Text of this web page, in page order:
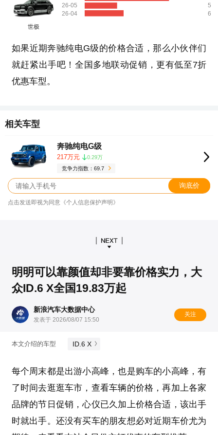
世极
26-05
26-04
5
6
如果近期奔驰纯电G级的价格合适，那么小伙伴们
就赶紧出手吧！全国多地联动促销，更有低至7折
优惠车型。
相关车型
奔驰纯电G级
217万元
0.29万
竞争力指数：69.7
询底价
点击发送即视为同意《个人信息保护声明》
明明可以靠颜值却非要靠价格实力，大
众ID.6 X全国19.83万起
新浪汽车大数据中心
发表于 2026/08/07 15:50
关注
本文介绍的车型 ID.6 X
每个周末都是出游小高峰，也是购车的小高峰，有
了时间去逛逛车市，查看车辆的价格，再加上各家
品牌的节日促销，心仪已久加上价格合适，该出手
时就出手。还没有买车的朋友想必对近期车价尤为